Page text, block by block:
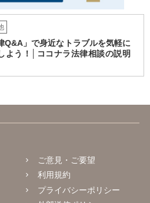
Q&A」で身近なトラブルを気軽に
よう！│ココナラ法律相談の説明
ご意見・ご要望
利用規約
プライバシーポリシー